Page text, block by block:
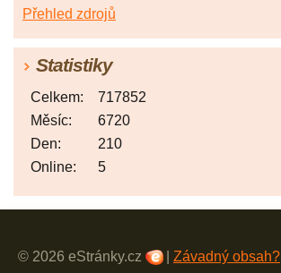
Přehled zdrojů
Statistiky
Online: 5
Celkem:
717852
Měsíc:
6720
Den:
210
© 2026 eStránky.cz Závadný obsah?